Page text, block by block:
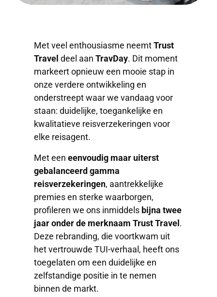
Met veel enthousiasme neemtTrust
Travel deel aan TravDay. Dit moment
markeert opnieuw een mooie stap in
onze verdere ontwikkeling en
onderstreept waar we vandaag voor
staan: duidelijke, toegankelijke en
kwalitatieve reisverzekeringen voor
elke reisagent.
Met een eenvoudig maar uiterst
gebalanceerd gamma
reisverzekeringen, aantrekkelijke
premies en sterke waarborgen,
profileren we ons inmiddels bijna twee
jaar onder de merknaam Trust Travel .
Deze rebranding, die voortkwam uit
het vertrouwde TUI-verhaal, heeft ons
toegelaten om een duidelijke en
zelfstandige positie in te nemen
binnen de markt.